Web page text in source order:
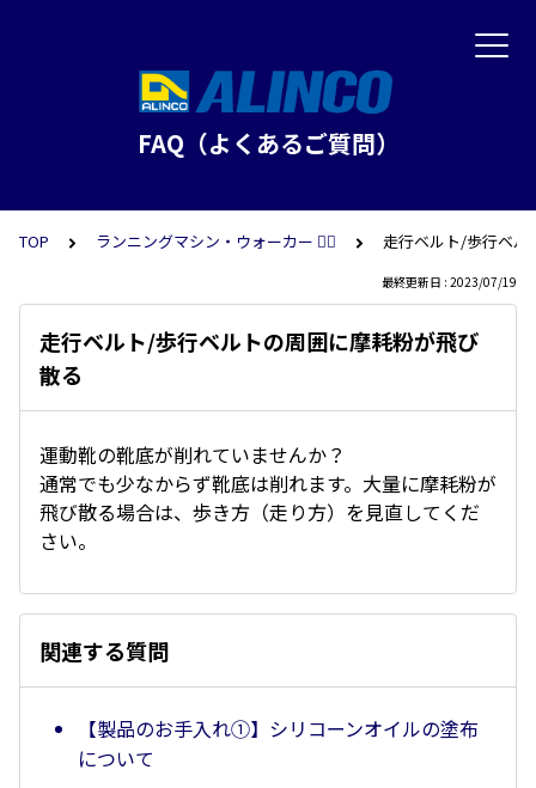
FAQ（よくあるご質問）
TOP ランニングマシン・ウォーカー 🏃‍♀️ 走行ベルト/歩行ベル
最終更新日 : 2023/07/19
走行ベルト/歩行ベルトの周囲に摩耗粉が飛び
散る
運動靴の靴底が削れていませんか？
通常でも少なからず靴底は削れます。大量に摩耗粉が
飛び散る場合は、歩き方（走り方）を見直してくだ
さい。
関連する質問
【製品のお手入れ①】シリコーンオイルの塗布
について